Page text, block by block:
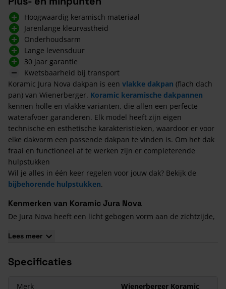
Hoogwaardig keramisch materiaal
Jarenlange kleurvastheid
Onderhoudsarm
Lange levensduur
30 jaar garantie
Kwetsbaarheid bij transport
Koramic Jura Nova dakpan is een vlakke dakpan (flach dach
pan) van Wienerberger. Koramic keramische dakpannen
kennen holle en vlakke varianten, die allen een perfecte
waterafvoer garanderen. Elk model heeft zijn eigen
technische en esthetische karakteristieken, waardoor er voor
elke dakvorm een passende dakpan te vinden is. Om het dak
fraai en functioneel af te werken zijn er completerende
hulpstukken
Wil je alles in één keer regelen voor jouw dak? Bekijk de
bijbehorende hulpstukken.
Kenmerken van Koramic Jura Nova
De Jura Nova heeft een licht gebogen vorm aan de zichtzijde,
en daarmee economisch te verwerken dakpan. Ondanks het
Nova kenmerkt zich verder door zijn strakke en gladde
het dak.
Lees meer
Specificaties
Merk Wienerberger Koramic